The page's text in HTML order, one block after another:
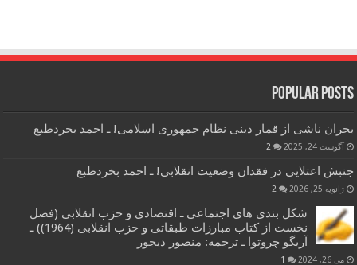
Popular Posts
بحران ناشی از قمار دینی نظام جمهوری اسلامی! ـ احمد بخردطبع
آگوست 24, 2025 2
جنبش اعتلایی در فقدان وضعیت انقلابی! ـ احمد بخردطبع
ژانویه 25, 2026 2
شکل بندی های اجتماعی ـ اقتصادی و حزب انقلابی (فصل
نخست از کتاب مبارزات طبقاتی و حزب انقلابی (1964)) ـ
آریگو چروتوا ـ ترجمه: منصور دیجور
می 26, 2024 1